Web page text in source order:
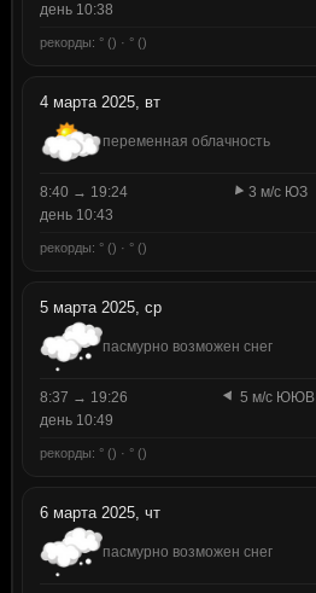
день 10:38
рекорды: ° () · ° ()
4 марта 2025, вт
переменная облачность
8:40 → 19:24
3 м/с ЮЗ
день 10:43
рекорды: ° () · ° ()
5 марта 2025, ср
пасмурно возможен снег
8:37 → 19:26
5 м/с ЮЮВ
день 10:49
рекорды: ° () · ° ()
6 марта 2025, чт
пасмурно возможен снег